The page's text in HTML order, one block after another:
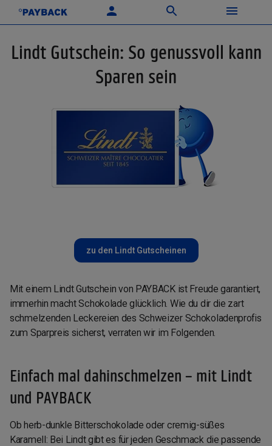
Lindt Gutschein: So genussvoll kann
Sparen sein
zu den Lindt Gutscheinen
Mit einem Lindt Gutschein von PAYBACK ist Freude garantiert,
immerhin macht Schokolade glücklich. Wie du dir die zart
schmelzenden Leckereien des Schweizer Schokoladenprofis
zum Sparpreis sicherst, verraten wir im Folgenden.
Einfach mal dahinschmelzen – mit Lindt
und PAYBACK
Ob herb-dunkle Bitterschokolade oder cremig-süßes
Karamell: Bei Lindt gibt es für jeden Geschmack die passende